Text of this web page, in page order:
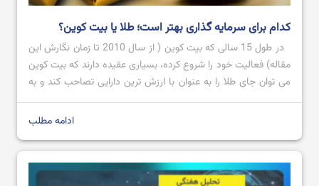
کدام برای سرمایه گذاری بهتر است؛ طلا یا بیت کوین؟
در طول 15 سالی که بیت کوین ( از سال 2010 تا زمان نگارش این
مقاله) فعالیت خود را شروع کرده، بسیاری عقیده دارند که بیت کوین
می توان جای طلا را به عنوان با ارزش ترین دارایی تصاحب کند و به
عنوان طلای دیجیتال شناخته شود؛ اما تاکنون که چنین اتفاقی
ادامه مطلب